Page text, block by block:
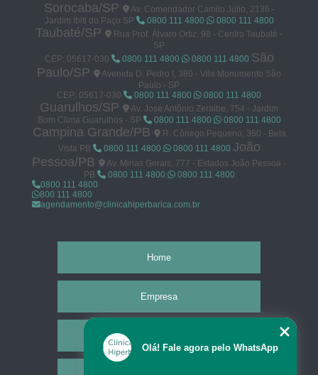
Sorocaba/SP
Av. Comendador Camilo Júlio, 2136 -
Jardim Ibiti do Paço SP
0800 111 4800 0800 111 4800
Taubaté/SP
Rua Prof. Álvaro Ortiz, 98 - Centro Taubaté -
SP
CEP: 05617-030
0800 111 4800 0800 111 4800 São
Paulo/SP
Avenida D. Pedro I, 380 - Vila Monumento São
Paulo - SP
CEP: 05617-030
0800 111 4800 0800 111 4800
Guarulhos/SP
Av. José Antônio Zeraibe, 754 - Jardim
Bom Clima Guarulhos - SP
0800 111 4800 0800 111 4800
Campina Grande/PB
R. Cônego Pequeno, 360 - Bela
Vista PB
0800 111 4800 0800 111 4800 João
Pessoa/PB
Av. Minas Gerais, 777 - Estados João Pessoa -
PB
0800 111 4800
0800 111 4800
0800 111 4800
800 111 4800
agendamento@clinicahiperbarica.com.br
Home
Empresa
Olá! Fale agora pelo WhatsApp